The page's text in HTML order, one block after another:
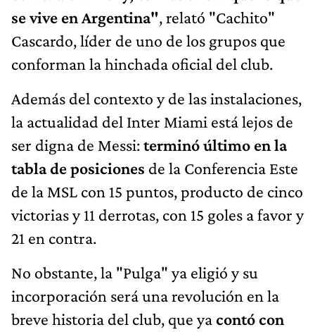
se vive en Argentina", relató "Cachito"
Cascardo, líder de uno de los grupos que
conforman la hinchada oficial del club.
Además del contexto y de las instalaciones,
la actualidad del Inter Miami está lejos de
ser digna de Messi:terminó último en la
tabla de posiciones de la Conferencia Este
de la MSL con 15 puntos, producto de cinco
victorias y 11 derrotas, con 15 goles a favor y
21 en contra.
No obstante, la "Pulga" ya eligió y su
incorporación será una revolución en la
breve historia del club, que yacontó con